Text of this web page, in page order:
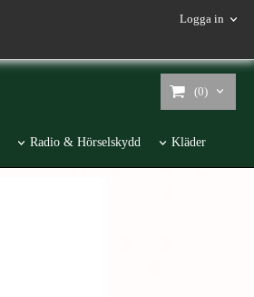
Logga in
(0)
Radio & Hörselskydd Kläder